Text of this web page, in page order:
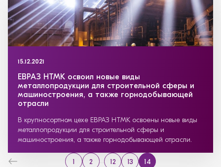
15.12.2021
ЕВРАЗ НТМК освоил новые виды
металлопродукции для строительной сферы и
машиностроения, а также горнодобывающей
отрасли
В крупносортном цехе ЕВРАЗ НТМК освоены новые виды
металлопродукции для строительной сферы и
машиностроения, а также горнодобывающей отрасли.
1 2 12 13 14